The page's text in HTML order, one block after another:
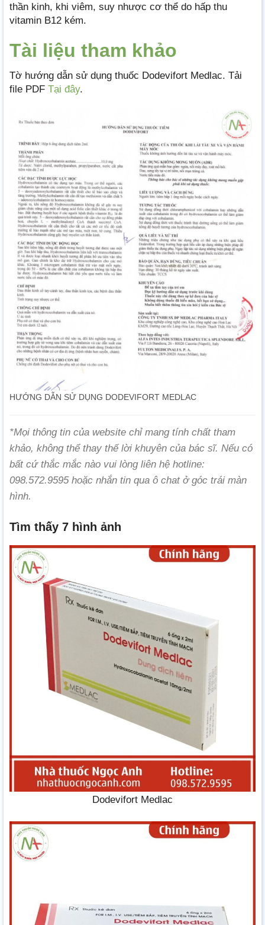
thần kinh, khi viêm, suy nhược cơ thể do hấp thu
vitamin B12 kém.
Tài liệu tham khảo
Tờ hướng dẫn sử dụng thuốc Dodevifort Medlac. Tải
file PDF Tại đây.
HƯỚNG DẪN SỬ DỤNG DODEVIFORT MEDLAC
*Mọi thông tin của website chỉ mang tính chất tham
khảo, không thể thay thế lời khuyên của bác sĩ. Nếu có
bất cứ thắc mắc nào vui lòng liên hệ hotline:
098.572.9595 hoặc nhắn tin qua ô chat ở góc trái màn
hình.
Tìm thấy 7 hình ảnh
Dodevifort Medlac